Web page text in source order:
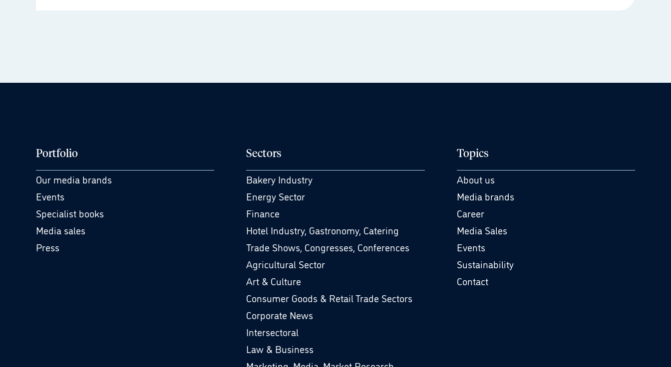
Portfolio
Our media brands
Events
Specialist books
Media sales
Press
Sectors
Bakery Industry
Energy Sector
Finance
Hotel Industry, Gastronomy, Catering
Trade Shows, Congresses, Conferences
Agricultural Sector
Art & Culture
Consumer Goods & Retail Trade Sectors
Corporate News
Intersectoral
Law & Business
Topics
About us
Media brands
Career
Media Sales
Events
Sustainability
Contact